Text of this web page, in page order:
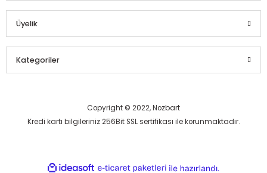
Üyelik
Kategoriler
Copyright © 2022, Nozbart
Kredi kartı bilgileriniz 256Bit SSL sertifikası ile korunmaktadır.
ideasoft e-